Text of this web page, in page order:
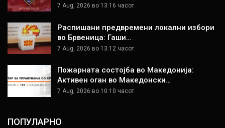
7 Aug, 2026 во 13:16 часот.
Распишани предвремени локални избори
во Брвеница: Гаши…
7 Aug, 2026 во 13:12 часот.
Пожарната состојба во Македонија:
Активен оган во Македонски…
7 Aug, 2026 во 10:10 часот.
ПОПУЛАРНО